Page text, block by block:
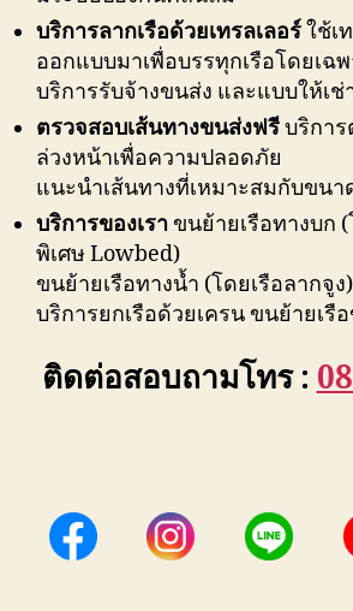
บริการลากเรือด้วยเทรลเลอร์ใช้เ
ออกแบบมาเพื่อบรรทุกเรือโดยเฉ
บริการรับจ้างขนส่ง และแบบให้เช่
ตรวจสอบเส้นทางขนส่งฟรีบริการ
ล่วงหน้าเพื่อความปลอดภัย
แนะนำเส้นทางที่เหมาะสมกับขนา
บริการของเรา ขนย้ายเรือทางบก
พิเศษ Lowbed)
ขนย้ายเรือทางน้ำ (โดยเรือลากจูง)
บริการยกเรือด้วยเครน ขนย้ายเรื
ติดต่อสอบถามโทร :